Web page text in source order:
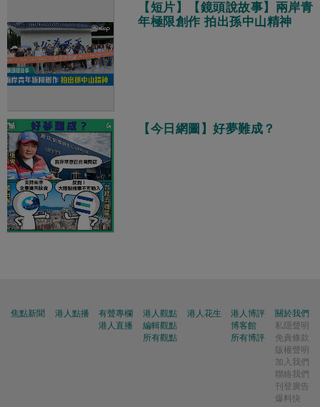
【短片】【鏡頭說故事】兩岸青
年極限創作 拍出孫中山精神
【今日網圖】好夢難成？
焦點新聞 港人點播
有聲專欄
港人直播
港人觀點
編輯觀點
所有觀點
港人花生
港人博評
博客館
所有博評
關於我們
私隱聲明
免責條款
版權聲明
加入我們
聯絡我們
刊登廣告
爆料快